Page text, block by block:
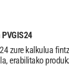
zure kalkulua
erabilitako